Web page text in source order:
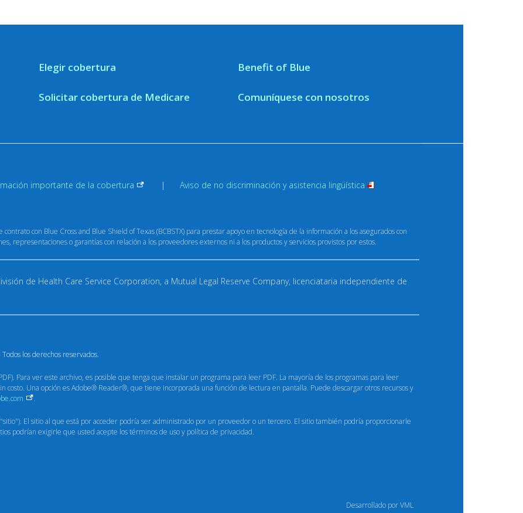
Elegir cobertura
Solicitar cobertura de Medicare
Benefit of Blue
Comuníquese con nosotros
importante de la cobertura Aviso de no discriminación y asistencia lingüística
con Blue Cross and Blue Shield of Texas (BCBSTX) para prestar apoyo en tecnología de la información a los asegurados con
representaciones o garantías con relación a los proveedores externos ni a los productos y servicios provistos por estos.
de Health Care Service Corporation, a Mutual Legal Reserve Company, licenciataria independiente de
los derechos reservados.
Para ver este archivo, es posible que tenga que instalar un programa para leer PDF. La mayoría de los programas para leer
costo. Una opción es Adobe® Reader®, que tiene incorporada una función de lectura en pantalla. Puede descargar otros recursos y
.
El sitio al que está por acceder podría ser administrado por un proveedor o un tercero. El sitio también podría proporcionarle
podrían exigirle que usted acepte los términos de uso y política de privacidad.
Desarrollado por VML